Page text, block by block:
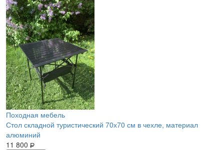
Походная мебель
Стол складной туристический 70х70 см в чехле, материал
алюминий
11 800 Р